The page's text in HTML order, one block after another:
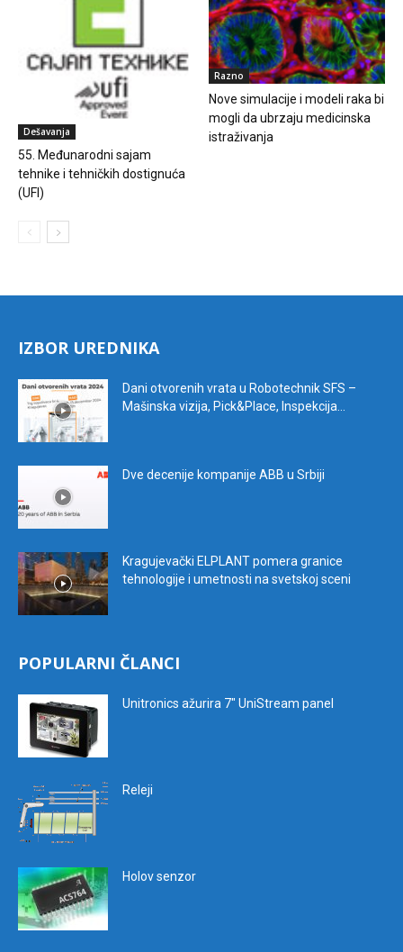
Dešavanja
55. Međunarodni sajam
tehnike i tehničkih dostignuća
(UFI)
Razno
Nove simulacije i modeli raka bi
mogli da ubrzaju medicinska
istraživanja
IZBOR UREDNIKA
Dani otvorenih vrata u Robotechnik SFS –
Mašinska vizija, Pick&Place, Inspekcija...
Dve decenije kompanije ABB u Srbiji
Kragujevački ELPLANT pomera granice
tehnologije i umetnosti na svetskoj sceni
POPULARNI ČLANCI
Unitronics ažurira 7″ UniStream panel
Releji
Holov senzor